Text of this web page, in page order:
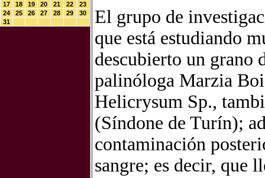
17
18 19 20 21 22
23
24
25 26 27 28 29
30
31
El grupo de
que está estudiando
descubierto un grano
palinóloga Marzia
Helicrysum Sp.,
(Síndone de Turín);
contaminación
sangre; es decir, que